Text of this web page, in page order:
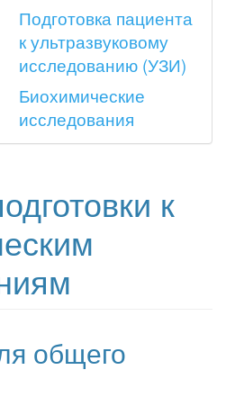
Подготовка пациента
к ультразвуковому
исследованию (УЗИ)
Биохимические
исследования
к
общего